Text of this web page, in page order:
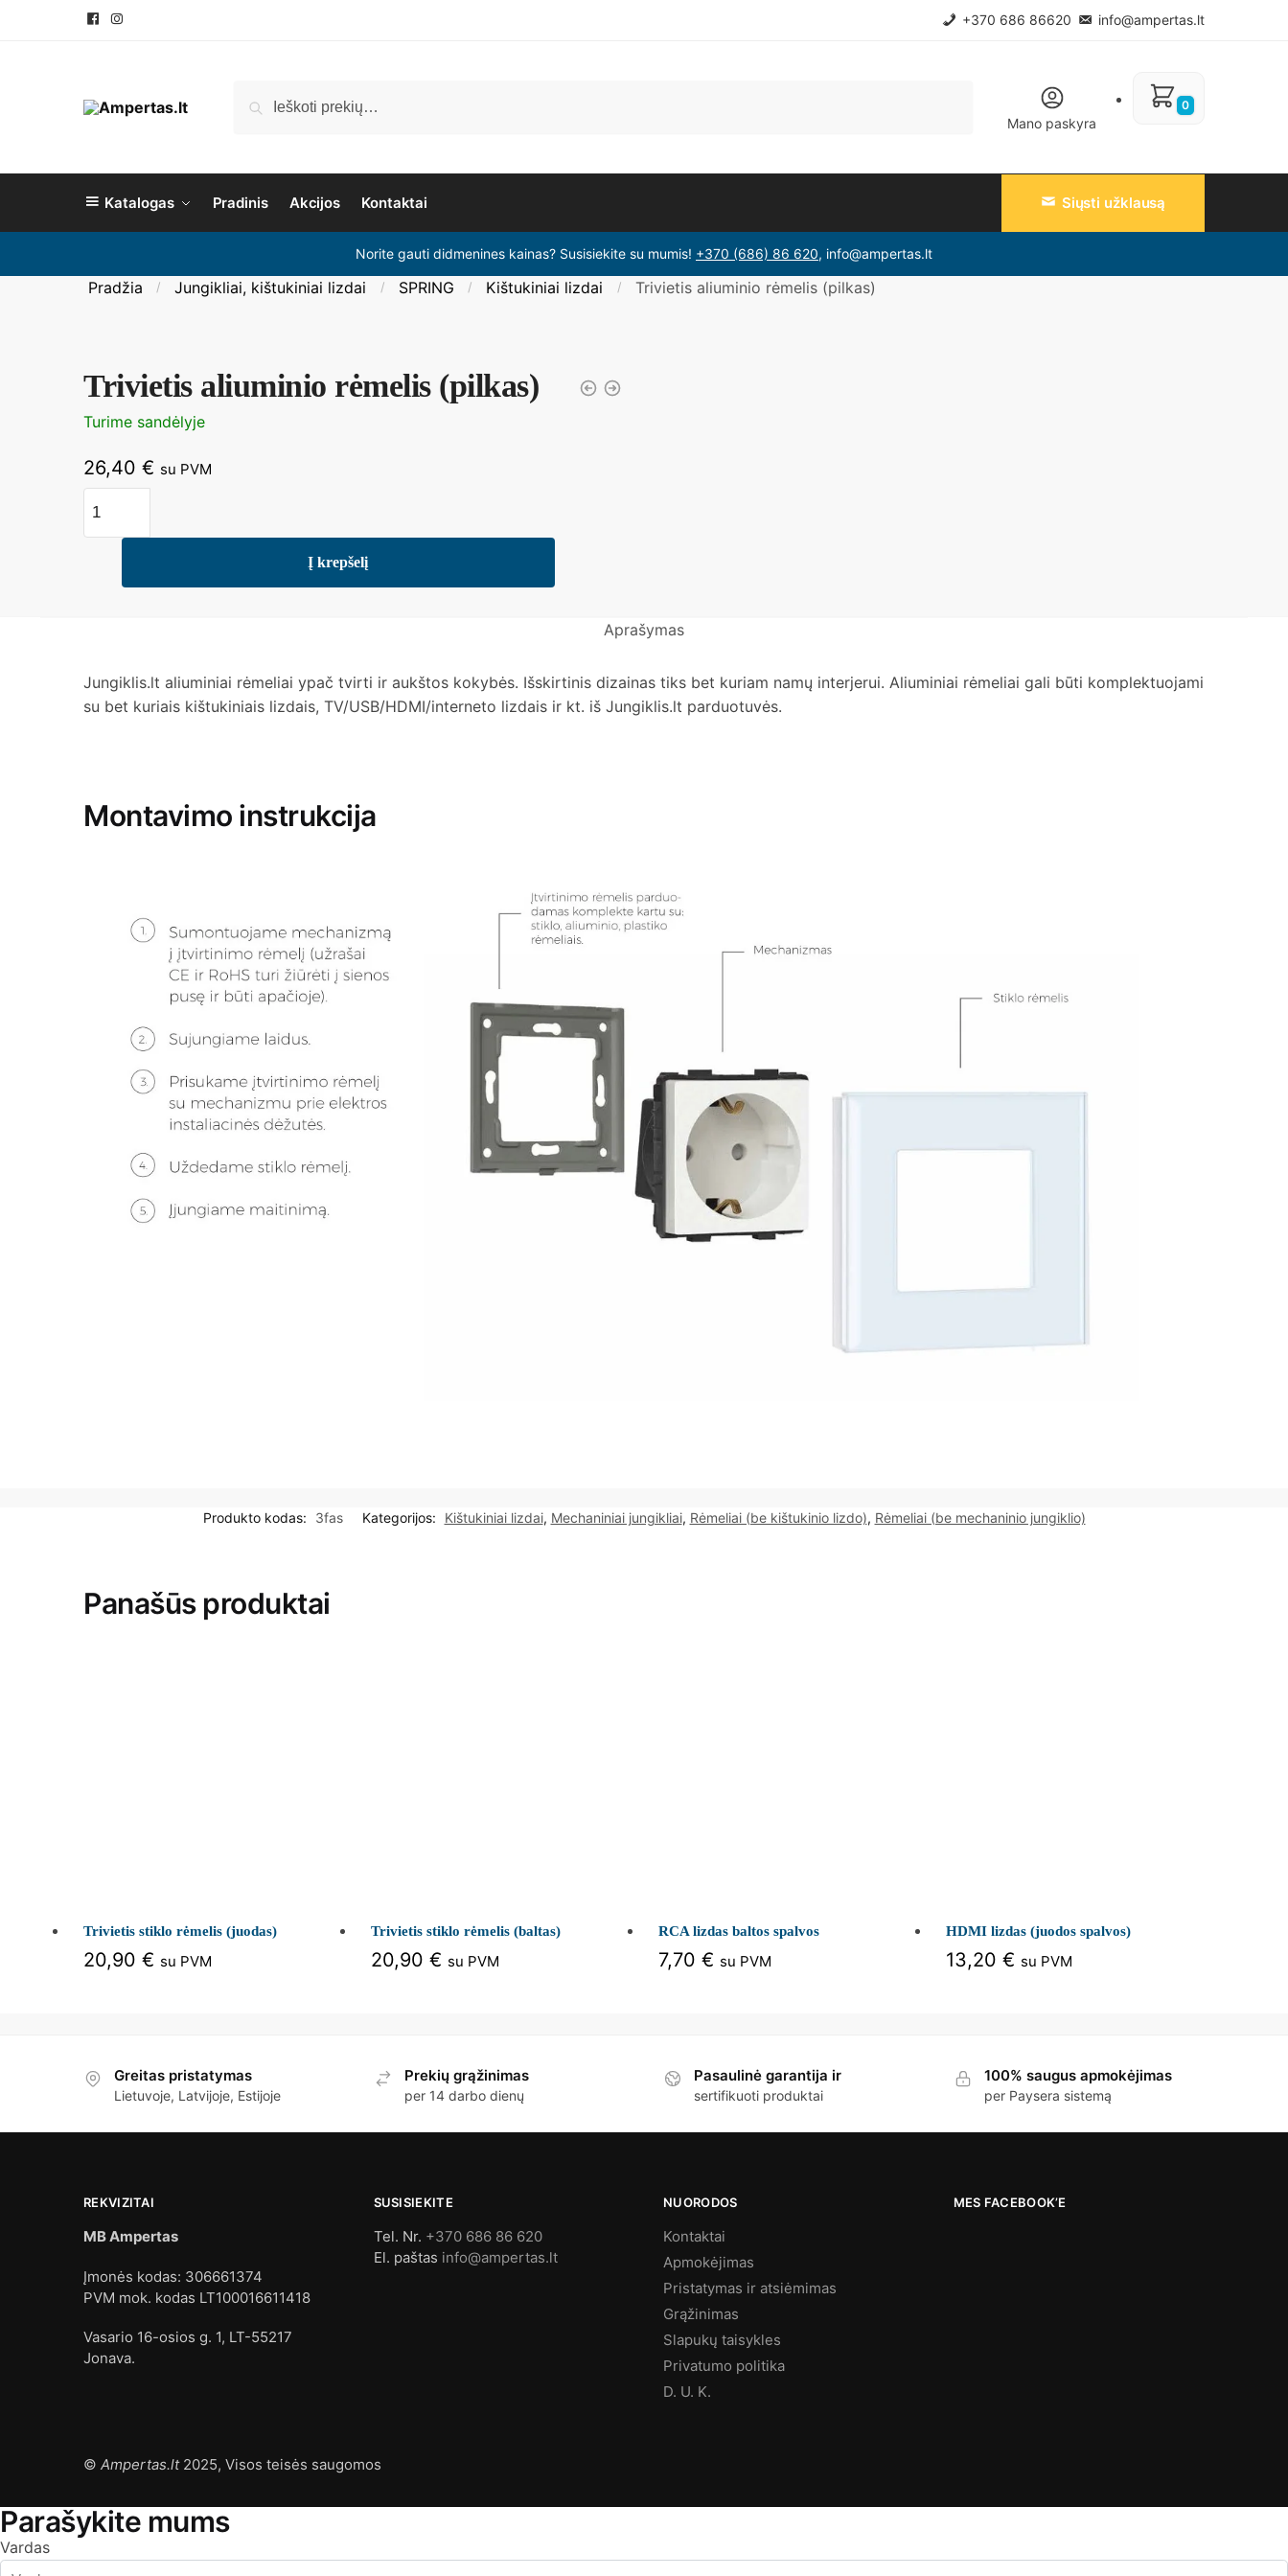
+370 686 86620 info@ampertas.lt
Mano paskyra
0
Katalogas Pradinis Akcijos Kontaktai Siųsti užklausą
Norite gauti didmenines kainas? Susisiekite su mumis! +370 (686) 86 620, info@ampertas.lt
Pradžia / Jungikliai, kištukiniai lizdai / SPRING / Kištukiniai lizdai / Trivietis aliuminio rėmelis (pilkas)
Trivietis aliuminio rėmelis (pilkas)
Turime sandėlyje
26,40€ su PVM
kiekis:
Trivietis
Į krepšelį
Aprašymas
Jungiklis.lt aliuminiai rėmeliai ypač tvirti ir aukštos kokybės. Išskirtinis dizainas tiks bet kuriam namų interjerui. Aliuminiai rėmeliai gali būti komplektuojami
su bet kuriais kištukiniais lizdais, TV/USB/HDMI/interneto lizdais ir kt. iš Jungiklis.lt parduotuvės.
Montavimo instrukcija
Produkto kodas: 3fas Kategorijos: Kištukiniai lizdai, Mechaniniai jungikliai, Rėmeliai (be kištukinio lizdo), Rėmeliai (be mechaninio jungiklio)
Panašūs produktai
Trivietis stiklo rėmelis (juodas)
20,90€ su PVM
Trivietis stiklo rėmelis (baltas)
20,90 € su PVM
RCA lizdas baltos spalvos
7,70 € su PVM
HDMI lizdas (juodos spalvos)
13,20 € su PVM
Greitas pristatymas
Lietuvoje, Latvijoje, Estijoje
Prekių grąžinimas
per 14 darbo dienų
Pasaulinė garantija ir
sertifikuoti produktai
100% saugus apmokėjimas
per Paysera sistemą
REKVIZITAI
MB Ampertas
Įmonės kodas: 306661374
PVM mok. kodas LT100016611418
Vasario 16-osios g. 1, LT-55217
Jonava.
SUSISIEKITE
Tel. Nr. +370 686 86 620
El. paštas info@ampertas.lt
NUORODOS
Kontaktai
Apmokėjimas
Pristatymas ir atsiėmimas
Grąžinimas
Slapukų taisykles
Privatumo politika
D. U. K.
MES FACEBOOK’E
© Ampertas.lt2025, Visos teisės saugomos
Parašykite mums
Vardas